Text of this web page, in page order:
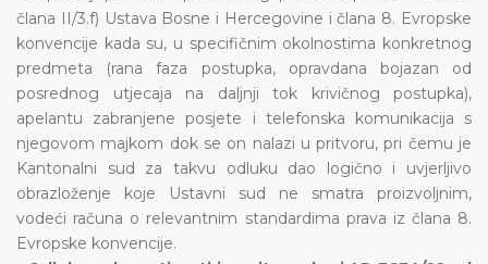
člana II/3.f) Ustava Bosne i Hercegovine i člana 8. Evropske
konvencije kada su, u specifičnim okolnostima konkretnog
predmeta (rana faza postupka, opravdana bojazan od
posrednog utjecaja na daljnji tok krivičnog postupka),
apelantu zabranjene posjete i telefonska komunikacija s
njegovom majkom dok se on nalazi u pritvoru, pri čemu je
Kantonalni sud za takvu odluku dao logično i uvjerljivo
obrazloženje koje Ustavni sud ne smatra proizvoljnim,
vodeći računa o relevantnim standardima prava iz člana 8.
Evropske konvencije.